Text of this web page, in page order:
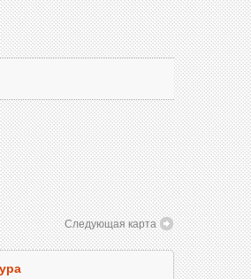
Следующая карта